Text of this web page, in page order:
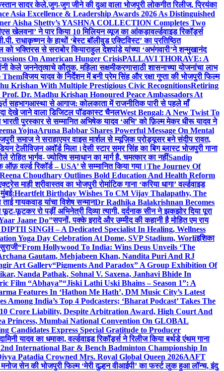
सादर केले.जुग-जुग जीने की दुआ वाला भोजपुरी लोकगीत रिलीज, प्रियंका
Asia Excellence & Leadership Awards 2026 As Distinguished
Aisha Shetty’s YASHNA COLLECTION Completes Two
खेलवना’ ने पार किया 10 मिलियन व्यूज का आंकड़ावर्ल्डवाइड रिकॉर्ड्स
राधाकृष्णन के हाथों ‘बेस्ट बॉलीवुड एक्टिविस्ट’ का प्रतिष्ठित
को भक्तिरस से सराबोर कियाराहुल देशपांडे यांच्या ‘अभंगवारी’ने शन्मुखानंद
On American Hunger CrisisPALLAVI THORAVE: A
केले जननेतृत्वाचे कौतुक, महिला सक्षमीकरणासाठी शासनाच्या योजनांचा लाभ
Themविजय यादव के निर्देशन में बनी प्रेम सिंह और रक्षा गुप्ता की भोजपुरी फिल्म
Krishan With Multiple Prestigious Civic RecognitionsRetiring
Prof. Dr. Madhu Krishan Honoured Peace Ambassadors At
सहभागआस्था से आगाज: कोलकाता में राजनीतिक पारी से पहले माँ
देखे जाने वाला डिजिटल पॉडकास्ट चैनलWest Bengal: A New Twist To
पुरस्कार से सम्मानित अभिषेक यादव ‘अभि’ को फ़िल्म मेकर धीरू यादव ने
YojnaAruna Babbar Shares Powerful Message On Mental
समाज ने सराहाएयर वाइस मार्शल से म्यूज़िक प्रोड्यूसर बने संदीप रावत,
टेलीविज़न अवॉर्ड मिला।देसी स्टार समर सिंह का बिग ब्लास्ट भोजपुरी गाना
भार्गव- ज्योतिष समाधान का मार्ग है, चमत्कार का नहींSandip
वर्ल्ड रिकॉर्ड – USA’ से सम्मानित किया गया।The Journey Of
Choudhary Outlines Bold Education And Health Reform
माही श्रीवास्तव का भोजपुरी रोमांटिक गाना ‘करिया धागा’ वर्ल्डवाइड
Heartfelt Birthday Wishes To CM Vijay Thalapathy, The
ताई गायकवाड यांचा विशेष सन्मानDr Radhika Balakrishnan Becomes
फूटकर रो पड़ीं अभिनेत्री दिव्या त्यागी, दर्दनाक सीन ने झकझोर दिया पूरा
Jaane Do”सपनों, पक्के इरादे और उम्मीद की कहानी है मोहित एम राय
SINGH – A Dedicated Specialist In Healing, Wellness
Yoga Day Celebration At Dome, SVP Stadium, Worliइशिका
“From Hollywood To India: Wins Deus Unveils ‘The
Gautam, Mehjabeen Khan, Nandita Puri And RJ
Art Gallery“Pigments And Paradox” A Group Exhibition Of
Nanda Pathak, Sohnal V. Saxena, Janhavi Bhide In
Film “Abhaya”“Jiski Lathi Uski Bhains – Season 1”: A
Features In ‘Hathon Me Hath’, DM Music City’s Latest
Among India’s Top 4 Podcasters; ‘Bharat Podcast’ Takes The
Crore Liability, Despite Arbitration Award, High Court And
Princess, Mumbai National Convention On GLOBAL
Candidates Express Special Gratitude to Producer
यादव का धमाका, वर्ल्डवाइड रिकॉर्ड्स ने रिलीज किया बर्थडे एंथम गाना
International Bar & Bench Badminton Championship In
Patadia Crowned Mrs. Royal Global Queen 2026AAFT
मनोज सेन की भोजपुरी फिल्म ‘मेरी दुल्हन वीआईपी’ का फर्स्ट लुक हुआ लॉन्च, इंदु